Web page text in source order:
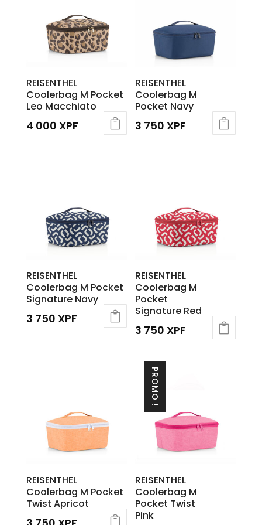
REISENTHEL
Coolerbag M Pocket
Leo Macchiato
4 000 XPF
REISENTHEL
Coolerbag M
Pocket Navy
3 750 XPF
REISENTHEL
Coolerbag M Pocket
Signature Navy
3 750 XPF
REISENTHEL
Coolerbag M
Pocket
Signature Red
3 750 XPF
REISENTHEL
Coolerbag M Pocket
Twist Apricot
PROMO !
REISENTHEL
Coolerbag M
Pocket Twist
Pink